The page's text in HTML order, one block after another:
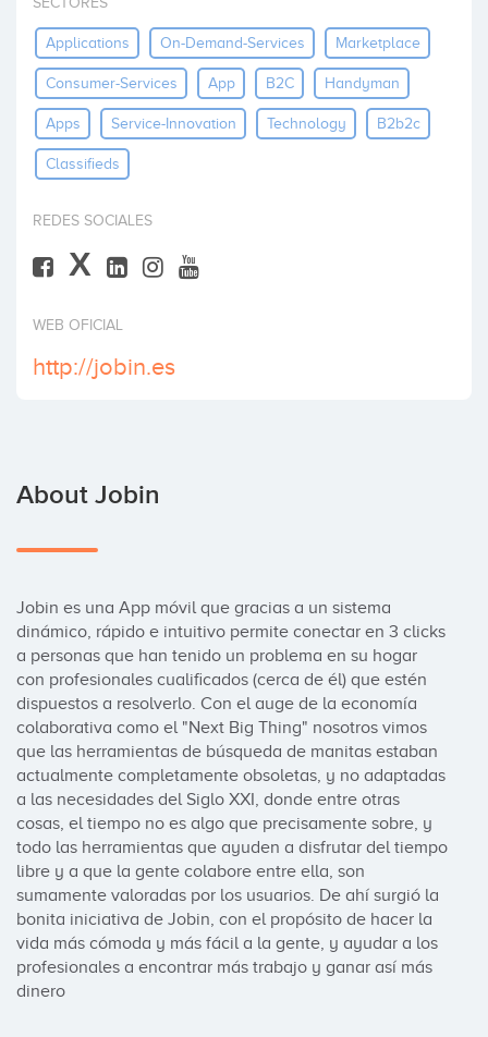
Applications On-Demand-Services Marketplace
Consumer-Services App B2C Handyman
Apps Service-Innovation Technology B2b2c
Classifieds
REDES SOCIALES
X
WEB OFICIAL
http://jobin.es
About Jobin
Jobin es una App móvil que gracias a un sistema
dinámico, rápido e intuitivo permite conectar en 3 clicks
a personas que han tenido un problema en su hogar
con profesionales cualificados (cerca de él) que estén
dispuestos a resolverlo. Con el auge de la economía
colaborativa como el "Next Big Thing" nosotros vimos
que las herramientas de búsqueda de manitas estaban
actualmente completamente obsoletas, y no adaptadas
a las necesidades del Siglo XXI, donde entre otras
cosas, el tiempo no es algo que precisamente sobre, y
todo las herramientas que ayuden a disfrutar del tiempo
libre y a que la gente colabore entre ella, son
sumamente valoradas por los usuarios. De ahí surgió la
bonita iniciativa de Jobin, con el propósito de hacer la
vida más cómoda y más fácil a la gente, y ayudar a los
profesionales a encontrar más trabajo y ganar así más
dinero